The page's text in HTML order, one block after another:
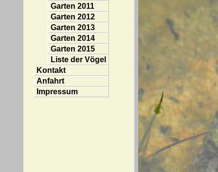
Garten 2011
Garten 2012
Garten 2013
Garten 2014
Garten 2015
Liste der Vögel
Kontakt
Anfahrt
Impressum